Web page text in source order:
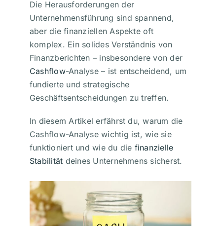
Die Herausforderungen der
Unternehmensführung sind spannend,
aber die finanziellen Aspekte oft
komplex. Ein solides Verständnis von
Finanzberichten – insbesondere von der
Cashflow-Analyse – ist entscheidend, um
fundierte und strategische
Geschäftsentscheidungen zu treffen.
In diesem Artikel erfährst du, warum die
Cashflow-Analyse wichtig ist, wie sie
funktioniert und wie du die finanzielle
Stabilität deines Unternehmens sicherst.